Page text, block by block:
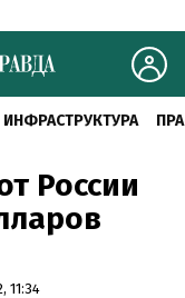
ИНФРАСТРУКТУРА
России
11:34